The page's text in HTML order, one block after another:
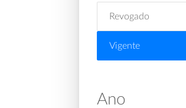
Revogado
Vigente
Ano